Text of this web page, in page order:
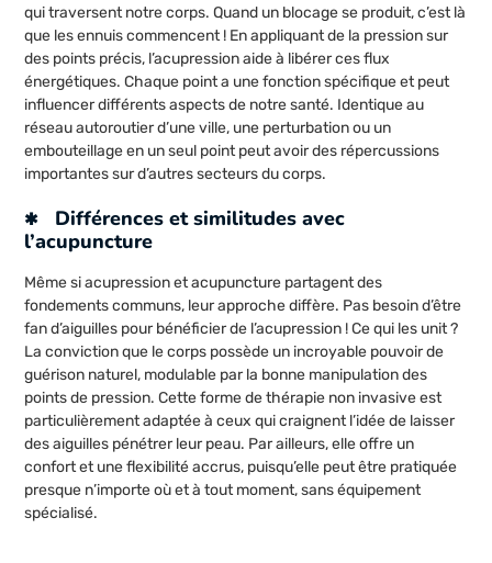
qui traversent notre corps. Quand un blocage se produit, c’est là
que les ennuis commencent ! En appliquant de la pression sur
des points précis, l’acupression aide à libérer ces flux
énergétiques. Chaque point a une fonction spécifique et peut
influencer différents aspects de notre santé. Identique au
réseau autoroutier d’une ville, une perturbation ou un
embouteillage en un seul point peut avoir des répercussions
importantes sur d’autres secteurs du corps.
Différences et similitudes avec
l’acupuncture
Même si acupression et acupuncture partagent des
fondements communs, leur approche diffère. Pas besoin d’être
fan d’aiguilles pour bénéficier de l’acupression ! Ce qui les unit ?
La conviction que le corps possède un incroyable pouvoir de
guérison naturel, modulable par la bonne manipulation des
points de pression. Cette forme de thérapie non invasive est
particulièrement adaptée à ceux qui craignent l’idée de laisser
des aiguilles pénétrer leur peau. Par ailleurs, elle offre un
confort et une flexibilité accrus, puisqu’elle peut être pratiquée
presque n’importe où et à tout moment, sans équipement
spécialisé.